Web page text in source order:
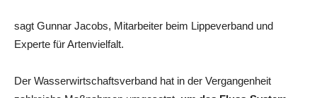
sagt Gunnar Jacobs, Mitarbeiter beim Lippeverband und
Experte für Artenvielfalt.
Der Wasserwirtschaftsverband hat in der Vergangenheit